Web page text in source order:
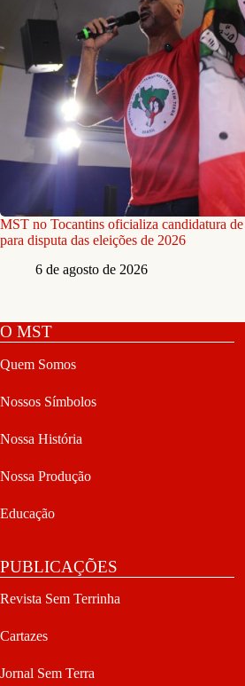
MST no Tocantins oficializa candidatura
para disputa das eleições de 2026
6 de agosto de 2026
O MST
Quem Somos
Nossos Símbolos
Nossa História
Nossa Produção
Educação
PUBLICAÇÕES
Revista Sem Terrinha
Cartazes
Jornal Sem Terra